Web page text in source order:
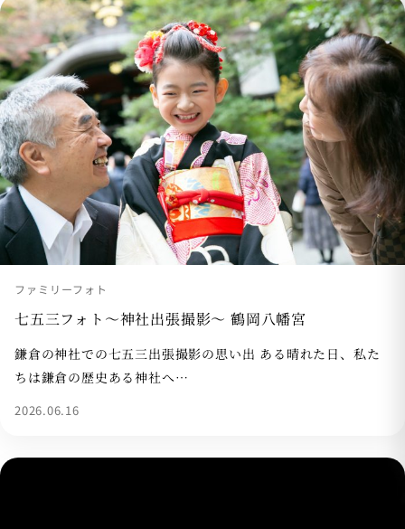
ファミリーフォト
七五三フォト〜神社出張撮影〜 鶴岡八幡宮
鎌倉の神社での七五三出張撮影の思い出 ある晴れた日、私た
ちは鎌倉の歴史ある神社へ…
2026.06.16